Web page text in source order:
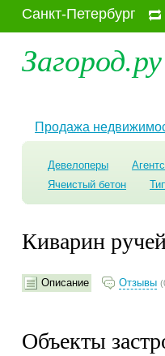
Санкт-Петербург
Загород.ру
Продажа
Девелоперы
Ячеистый бетон
Киварин
Описание Отзывы
Объекты